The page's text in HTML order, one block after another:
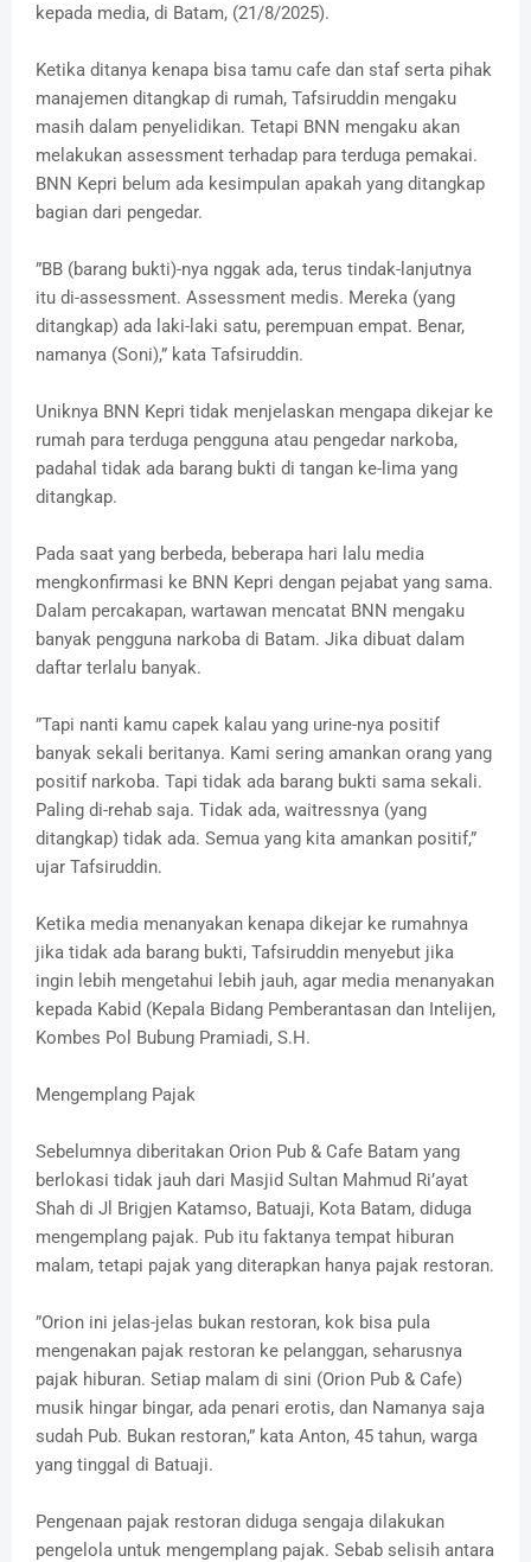
kepada media, di Batam, (21/8/2025).
Ketika ditanya kenapa bisa tamu cafe dan staf serta pihak
manajemen ditangkap di rumah, Tafsiruddin mengaku
masih dalam penyelidikan. Tetapi BNN mengaku akan
melakukan assessment terhadap para terduga pemakai.
BNN Kepri belum ada kesimpulan apakah yang ditangkap
bagian dari pengedar.
”BB (barang bukti)-nya nggak ada, terus tindak-lanjutnya
itu di-assessment. Assessment medis. Mereka (yang
ditangkap) ada laki-laki satu, perempuan empat. Benar,
namanya (Soni),” kata Tafsiruddin.
Uniknya BNN Kepri tidak menjelaskan mengapa dikejar ke
rumah para terduga pengguna atau pengedar narkoba,
padahal tidak ada barang bukti di tangan ke-lima yang
ditangkap.
Pada saat yang berbeda, beberapa hari lalu media
mengkonfirmasi ke BNN Kepri dengan pejabat yang sama.
Dalam percakapan, wartawan mencatat BNN mengaku
banyak pengguna narkoba di Batam. Jika dibuat dalam
daftar terlalu banyak.
”Tapi nanti kamu capek kalau yang urine-nya positif
banyak sekali beritanya. Kami sering amankan orang yang
positif narkoba. Tapi tidak ada barang bukti sama sekali.
Paling di-rehab saja. Tidak ada, waitressnya (yang
ditangkap) tidak ada. Semua yang kita amankan positif,”
ujar Tafsiruddin.
Ketika media menanyakan kenapa dikejar ke rumahnya
jika tidak ada barang bukti, Tafsiruddin menyebut jika
ingin lebih mengetahui lebih jauh, agar media menanyakan
kepada Kabid (Kepala Bidang Pemberantasan dan Intelijen,
Kombes Pol Bubung Pramiadi, S.H.
Mengemplang Pajak
Sebelumnya diberitakan Orion Pub & Cafe Batam yang
berlokasi tidak jauh dari Masjid Sultan Mahmud Ri’ayat
Shah di Jl Brigjen Katamso, Batuaji, Kota Batam, diduga
mengemplang pajak. Pub itu faktanya tempat hiburan
malam, tetapi pajak yang diterapkan hanya pajak restoran.
”Orion ini jelas-jelas bukan restoran, kok bisa pula
mengenakan pajak restoran ke pelanggan, seharusnya
pajak hiburan. Setiap malam di sini (Orion Pub & Cafe)
musik hingar bingar, ada penari erotis, dan Namanya saja
sudah Pub. Bukan restoran,” kata Anton, 45 tahun, warga
yang tinggal di Batuaji.
Pengenaan pajak restoran diduga sengaja dilakukan
pengelola untuk mengemplang pajak. Sebab selisih antara